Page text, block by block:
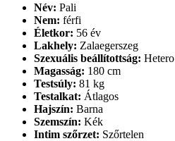
Név: Pali
Nem: férfi
Életkor: 56 év
Lakhely: Zalaegerszeg
Szexuális beállítottság: Hetero
Magasság: 180 cm
Testsúly: 81 kg
Testalkat: Átlagos
Hajszín: Barna
Szemszín: Kék
Intim szőrzet: Szőrtelen